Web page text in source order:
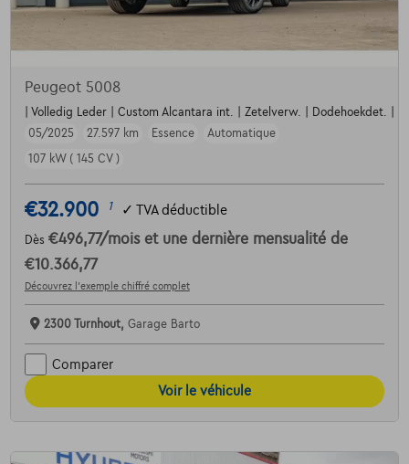
Peugeot 5008
| Volledig Leder | Custom Alcantara int. | Zetelverw. | Dodehoekdet. |
05/2025
27.597 km Essence
Automatique
107 kW ( 145 CV )
€32.900 1 ✓ TVA déductible
Dès €496,77/mois et une dernière mensualité de
€10.366,77
Découvrez l’exemple chiffré complet
2300 Turnhout, Garage Barto
Comparer
Voir le véhicule